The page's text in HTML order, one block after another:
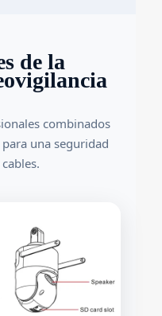
de la
combinados
una seguridad